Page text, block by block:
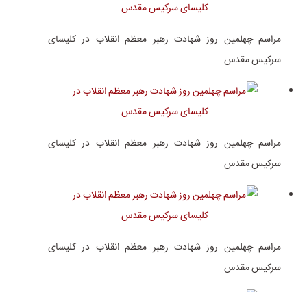
مراسم چهلمین روز شهادت رهبر معظم انقلاب در کلیسای
سرکیس مقدس
مراسم چهلمین روز شهادت رهبر معظم انقلاب در کلیسای
سرکیس مقدس
مراسم چهلمین روز شهادت رهبر معظم انقلاب در کلیسای
سرکیس مقدس